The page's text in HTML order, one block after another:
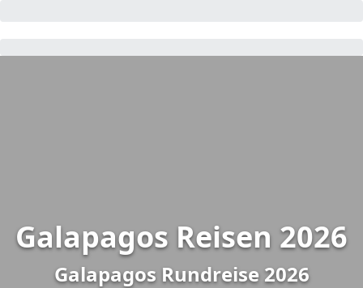
Galapagos Reisen 2026
Galapagos Rundreise 2026